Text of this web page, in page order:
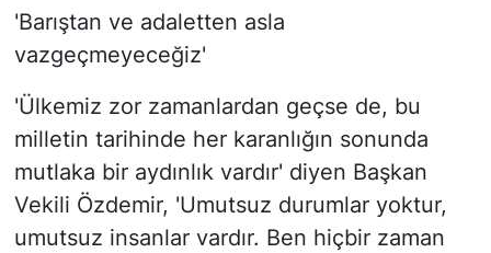
'Barıştan ve adaletten asla
vazgeçmeyeceğiz'
'Ülkemiz zor zamanlardan geçse de, bu
milletin tarihinde her karanlığın sonunda
mutlaka bir aydınlık vardır' diyen Başkan
Vekili Özdemir, 'Umutsuz durumlar yoktur,
umutsuz insanlar vardır. Ben hiçbir zaman